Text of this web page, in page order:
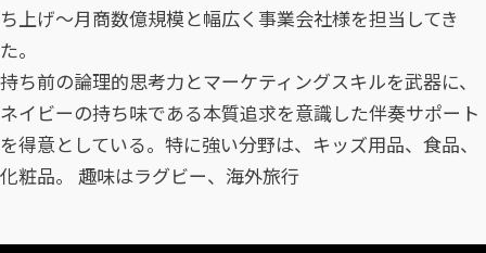
ち上げ～月商数億規模と幅広く事業会社様を担当してき
た。​
持ち前の論理的思考力とマーケティングスキルを武器に、
ネイビーの持ち味である本質追求を意識した伴奏サポート
を得意としている。特に強い分野は、キッズ用品、食品、
化粧品。 ​趣味はラグビー、海外旅行